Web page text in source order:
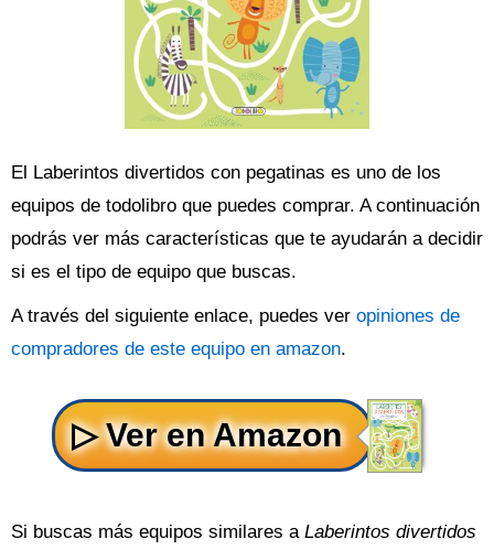
El Laberintos divertidos con pegatinas es uno de los
equipos de todolibro que puedes comprar. A continuación
podrás ver más características que te ayudarán a decidir
si es el tipo de equipo que buscas.
A través del siguiente enlace, puedes ver opiniones de
compradores de este equipo en amazon.
Si buscas más equipos similares a Laberintos divertidos